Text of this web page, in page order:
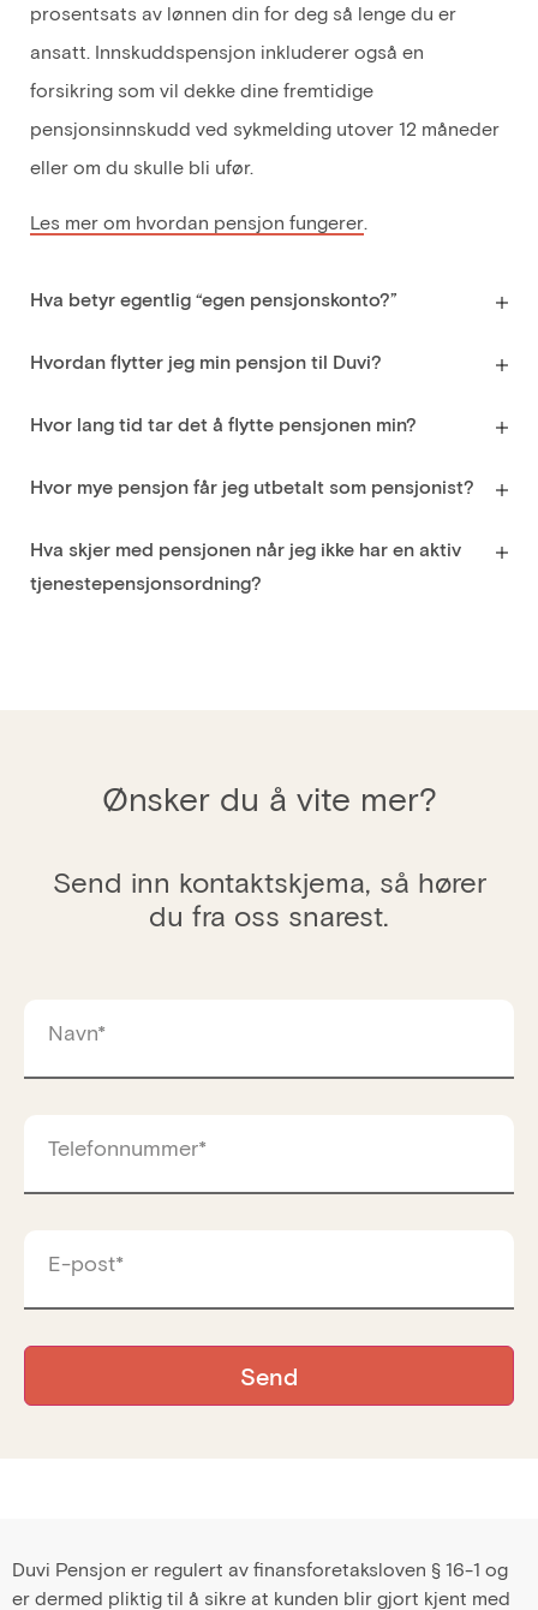
prosentsats av lønnen din for deg så lenge du er
ansatt. Innskuddspensjon inkluderer også en
forsikring som vil dekke dine fremtidige
pensjonsinnskudd ved sykmelding utover 12 måneder
eller om du skulle bli ufør.
Les mer om hvordan pensjon fungerer.
Hva betyr egentlig “egen pensjonskonto?”
Hvordan flytter jeg min pensjon til Duvi?
Hvor lang tid tar det å flytte pensjonen min?
Hvor mye pensjon får jeg utbetalt som pensjonist?
Hva skjer med pensjonen når jeg ikke har en aktiv
tjenestepensjonsordning?
Ønsker du å vite mer?
Send inn kontaktskjema, så hører
du fra oss snarest.
Navn*
Telefonnummer*
E-post*
Duvi Pensjon er regulert av finansforetaksloven § 16-1 og
er dermed pliktig til å sikre at kunden blir gjort kjent med